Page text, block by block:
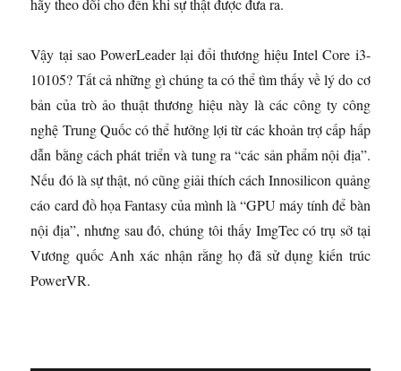
Vậy tại sao PowerLeader lại đổi thương hiệu Intel Core i3-
10105? Tất cả những gì chúng ta có thể tìm thấy về lý do cơ
bản của trò ảo thuật thương hiệu này là các công ty công
nghệ Trung Quốc có thể hưởng lợi từ các khoản trợ cấp hấp
dẫn bằng cách phát triển và tung ra “các sản phẩm nội địa”.
Nếu đó là sự thật, nó cũng giải thích cách Innosilicon quảng
cáo card đồ họa Fantasy của mình là “GPU máy tính để bàn
nội địa”, nhưng sau đó, chúng tôi thấy ImgTec có trụ sở tại
Vương quốc Anh xác nhận rằng họ đã sử dụng kiến ​​trúc
PowerVR.